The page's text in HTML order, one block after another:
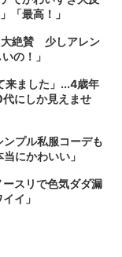
「最高！」
大絶賛 少しアレン
の！」
来ました」...4歳年
にしか見えませ
プル私服コーデも
にかわいい」
ースリで色気ダダ漏
イ」